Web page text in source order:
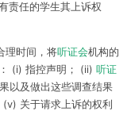
责任的学生其上诉权
理时间，将听证会机构的
(i) 指控声明； (ii) 听证
以及做出这些调查结果
关于请求上诉的权利